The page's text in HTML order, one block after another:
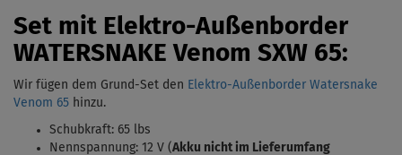
Set mit Elektro-Außenborder
WATERSNAKE Venom SXW 65:
Wir fügen dem Grund-Set den Elektro-Außenborder Watersnake
Venom 65 hinzu.
Schubkraft: 65 lbs
Nennspannung: 12 V (Akku nicht im Lieferumfang